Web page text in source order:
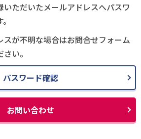
いただいたメールアドレスへパスワ
が不明な場合はお問合せフォーム
い。
パスワード確認
お問い合わせ